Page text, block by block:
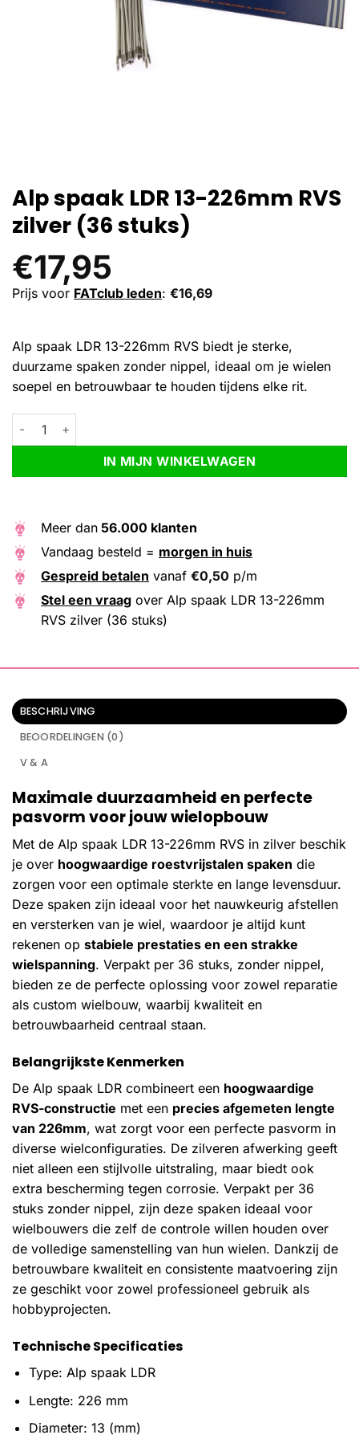
Alp spaak LDR 13-226mm RVS
zilver (36 stuks)
€17,95
Prijs voor FATclub leden: €16,69
Alp spaak LDR 13-226mm RVS biedt je sterke,
duurzame spaken zonder nippel, ideaal om je wielen
soepel en betrouwbaar te houden tijdens elke rit.
Alp spaak LDR 13-226mm RVS zilver (36 stuks) aantal
IN MIJN WINKELWAGEN
Alternative:
Meer dan 56.000 klanten
Vandaag besteld = morgen in huis
Gespreid betalen vanaf €0,50 p/m
Stel een vraag over Alp spaak LDR 13-226mm
RVS zilver (36 stuks)
BESCHRIJVING
BEOORDELINGEN (0)
V & A
Maximale duurzaamheid en perfecte
pasvorm voor jouw wielopbouw
Met de Alp spaak LDR 13-226mm RVS in zilver beschik
je over hoogwaardige roestvrijstalen spaken die
zorgen voor een optimale sterkte en lange levensduur.
Deze spaken zijn ideaal voor het nauwkeurig afstellen
en versterken van je wiel, waardoor je altijd kunt
rekenen op stabiele prestaties en een strakke
wielspanning. Verpakt per 36 stuks, zonder nippel,
bieden ze de perfecte oplossing voor zowel reparatie
als custom wielbouw, waarbij kwaliteit en
betrouwbaarheid centraal staan.
Belangrijkste Kenmerken
De Alp spaak LDR combineert een hoogwaardige
RVS-constructie met een precies afgemeten lengte
van 226mm, wat zorgt voor een perfecte pasvorm in
diverse wielconfiguraties. De zilveren afwerking geeft
niet alleen een stijlvolle uitstraling, maar biedt ook
extra bescherming tegen corrosie. Verpakt per 36
stuks zonder nippel, zijn deze spaken ideaal voor
wielbouwers die zelf de controle willen houden over
de volledige samenstelling van hun wielen. Dankzij de
betrouwbare kwaliteit en consistente maatvoering zijn
ze geschikt voor zowel professioneel gebruik als
hobbyprojecten.
Technische Specificaties
Type: Alp spaak LDR
Lengte: 226 mm
Diameter: 13 (mm)